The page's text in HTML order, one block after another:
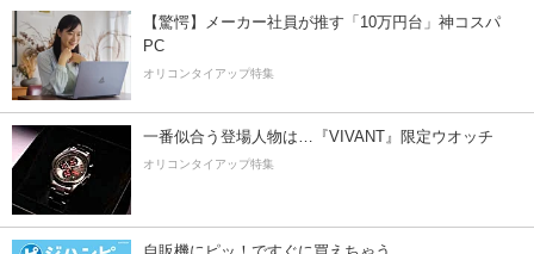
【驚愕】メーカー社員が推す「10万円台」神コスパ
PC
オリコンタイアップ特集
一番似合う登場人物は…『VIVANT』限定ウオッチ
オリコンタイアップ特集